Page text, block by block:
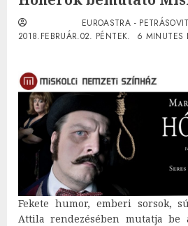
EUROASTRA -
2018.FEBRUÁR.02. PÉNTEK.
6 MINUTES
Fekete humor, emberi sorsok,
Attila rendezésében mutatja